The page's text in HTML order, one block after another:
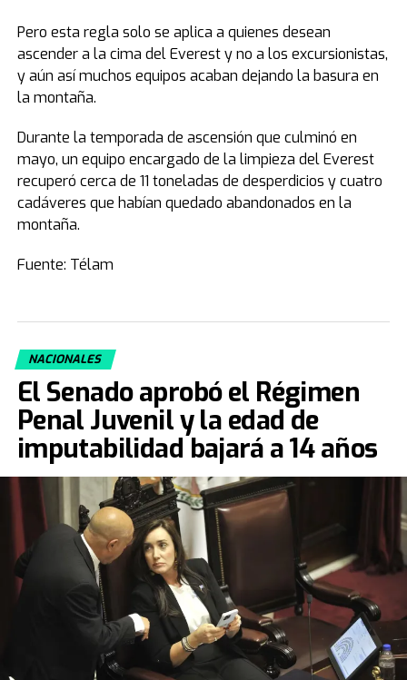
Pero esta regla solo se aplica a quienes desean
ascender a la cima del Everest y no a los excursionistas,
y aún así muchos equipos acaban dejando la basura en
la montaña.
Durante la temporada de ascensión que culminó en
mayo, un equipo encargado de la limpieza del Everest
recuperó cerca de 11 toneladas de desperdicios y cuatro
cadáveres que habían quedado abandonados en la
montaña.
Fuente: Télam
NACIONALES
El Senado aprobó el Régimen
Penal Juvenil y la edad de
imputabilidad bajará a 14 años